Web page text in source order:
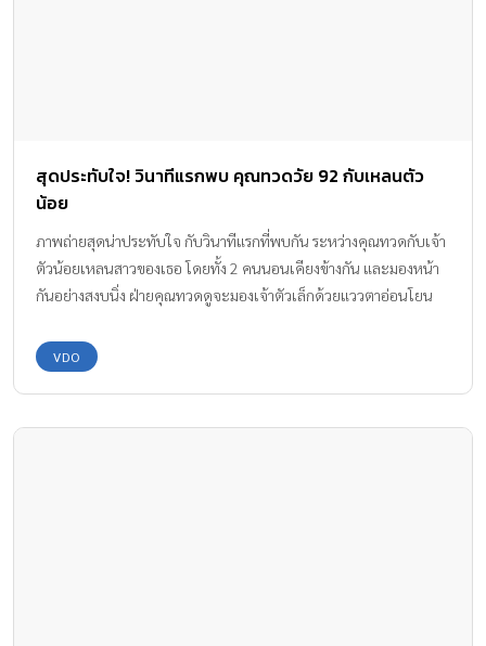
สุดประทับใจ! วินาทีแรกพบ คุณทวดวัย 92 กับเหลนตัว
น้อย
ภาพถ่ายสุดน่าประทับใจ กับวินาทีแรกที่พบกัน ระหว่างคุณทวดกับเจ้า
ตัวน้อยเหลนสาวของเธอ โดยทั้ง 2 คนนอนเคียงข้างกัน และมองหน้า
กันอย่างสงบนิ่ง ฝ่ายคุณทวดดูจะมองเจ้าตัวเล็กด้วยแววตาอ่อนโยน
เน็ต หลายคนบอกว่ามีความหมายและดูแล้วให้ความรู้สึกอบอุ่นอย่าง
ประหลาด ซึ่งภาพนี้ถ่ายโดย Scott Martin คุณพ่อมือใหม่จากวอชิงตัน
แรกของเขา Penelope วัย 2 วัน ทั้งนี้คุณพ่อมือใหม่ยังได้กล่าวว่า “ผม
VDO